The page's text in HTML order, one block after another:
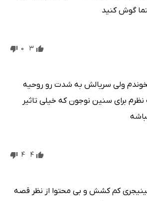
گوش کنید
3
0
ولی سریالش به شدت رو روحیه
برای سنین نوجون که خیلی تاثیر
4
4
کم کشش و بی محتوا از نظر قصه